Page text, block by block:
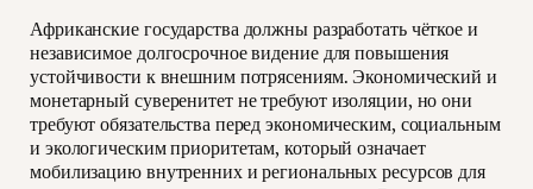
Африканские государства должны разработать чёткое и
независимое долгосрочное видение для повышения
устойчивости к внешним потрясениям. Экономический и
монетарный суверенитет не требуют изоляции, но они
требуют обязательства перед экономическим, социальным
и экологическим приоритетам, который означает
мобилизацию внутренних и региональных ресурсов для